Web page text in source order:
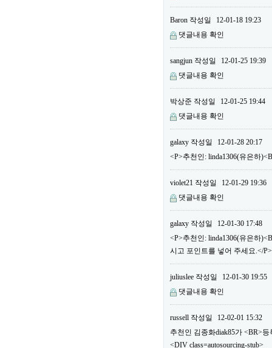
Baron 작성일
12-01-18 19:23
댓글내용 확인
sangjun 작성일
12-01-25 19:39
댓글내용 확인
박상준 작성일
12-01-25 19:44
댓글내용 확인
galaxy 작성일
12-01-28 20:17
<P>추천인: linda1306(유은하
violet21 작성일
12-01-29 19:36
댓글내용 확인
galaxy 작성일
12-01-30 17:48
<P>추천인: linda1306(유은하
시고 포인트를 넣어 주세요.</P>
juliuslee 작성일
12-01-30 19:55
댓글내용 확인
russell 작성일
12-02-01 15:32
추천인 김종화diak85가 <BR>
<DIV class=autosourcing-stub>